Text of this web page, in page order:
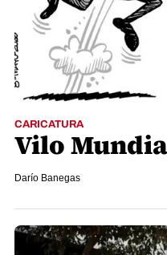
CARICATURA
Vilo
Darío Banegas